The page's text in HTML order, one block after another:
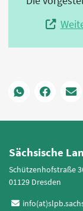
Sächsische
Schützenhofstraße
01129 Dresden